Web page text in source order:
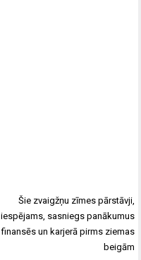
Šie zvaigžņu zīmes pārstāvji,
iespējams, sasniegs panākumus
finansēs un karjerā pirms ziemas
beigām